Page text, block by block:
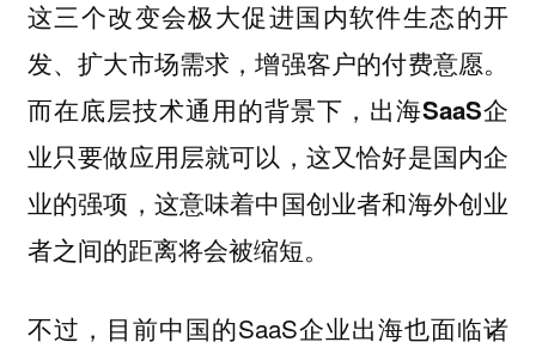
这三个改变会极大促进国内软件生态的开
发、扩大市场需求，增强客户的付费意愿。
而在底层技术通用的背景下，出海SaaS企
业只要做应用层就可以，这又恰好是国内企
业的强项，这意味着中国创业者和海外创业
者之间的距离将会被缩短。
不过，目前中国的SaaS企业出海也面临诸